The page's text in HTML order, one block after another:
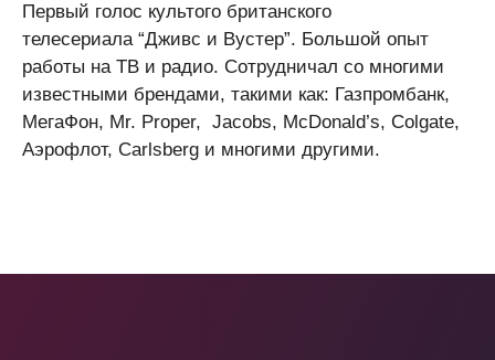
Первый голос культого британского
телесериала “Дживс и Вустер”. Большой опыт
работы на ТВ и радио. Сотрудничал со многими
известными брендами, такими как: Газпромбанк,
МегаФон, Mr. Proper, Jacobs, McDonald’s, Colgate,
Аэрофлот, Carlsberg и многими другими.